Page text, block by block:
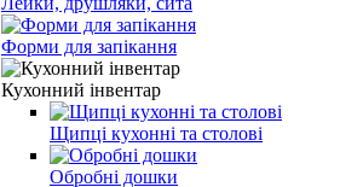
Форми для запікання
Кухонний інвентар
Щипці кухонні та столові
Обробні дошки